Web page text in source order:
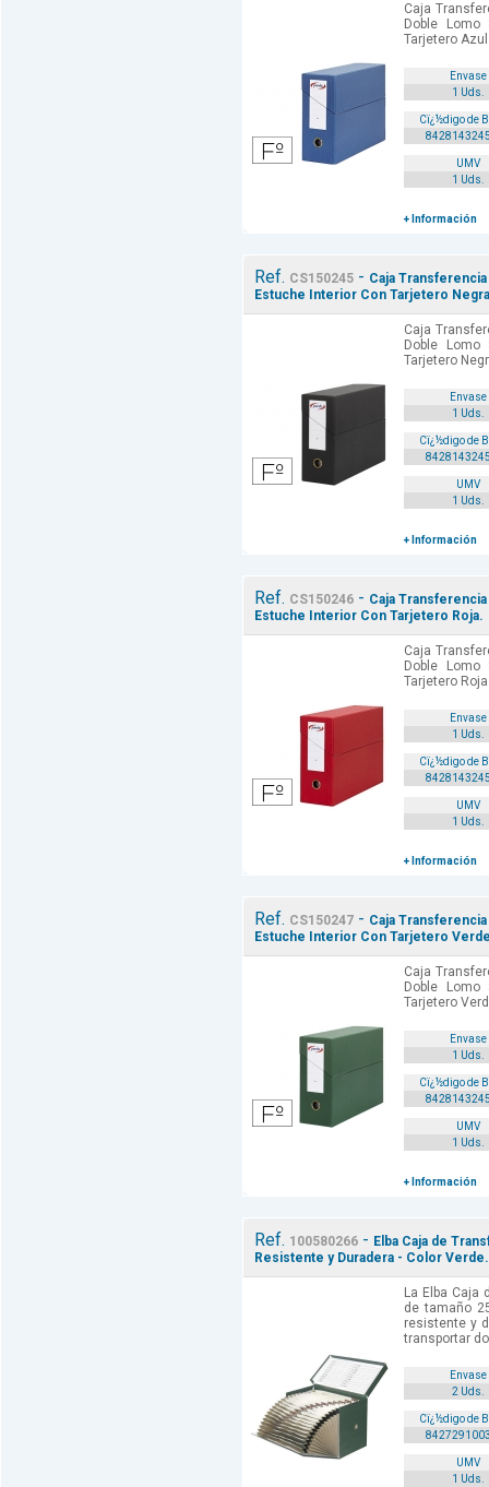
Caja
Doble
Tarjetero
Envase
1 Uds.
Cï¿½digo de
UMV
1 Uds.
+ Información
Ref. CS150245 - Caja
Estuche Interior Con Tarjetero
Caja
Doble
Tarjetero
Envase
1 Uds.
Cï¿½digo de
UMV
1 Uds.
+ Información
Ref. CS150246 - Caja
Estuche Interior Con Tarjetero Roja.
Caja
Doble
Tarjetero
Envase
1 Uds.
Cï¿½digo de
UMV
1 Uds.
+ Información
Ref. CS150247 - Caja
Estuche Interior Con Tarjetero
Caja
Doble
Tarjetero
Envase
1 Uds.
Cï¿½digo de
UMV
1 Uds.
+ Información
Ref. 100580266 - Elba Caja de
Resistente y Duradera - Color Verde.
La Elba Caja
de tamaño
resistente y
transportar
Envase
2 Uds.
Cï¿½digo de
UMV
1 Uds.